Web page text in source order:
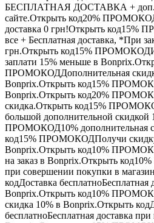
БЕСПЛАТНАЯ ДОСТАВКА + доп.
сайте.Открыть код20%
доставка 0 грн!Открыть код15%
все + Бесплатная доставка, *При
грн.Открыть код15% ПРОМОКОД
заплати 15% меньше в
ПРОМОКОДДополнительная
Bonprix.Открыть код15%
Bonprix.Открыть код20%
скидка.Открыть код15%
большой дополнительной скидкой
ПРОМОКОД10% дополнительная
код15% ПРОМОКОДПолучи
Bonprix.Открыть код10%
на заказ в Bonprix.Открыть код10%
при совершении покупки в
кодДоставка бесплатноБесплатная
Bonprix.Открыть код10%
скидка 10% в Bonprix.Открыть код
бесплатноБесплатная доставка